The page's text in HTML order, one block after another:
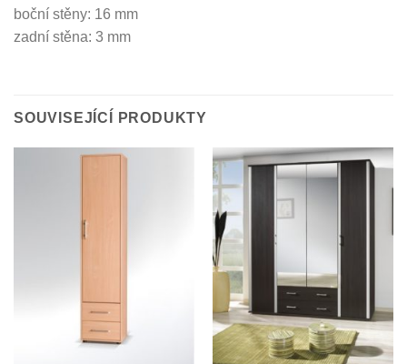
boční stěny: 16 mm
zadní stěna: 3 mm
SOUVISEJÍCÍ PRODUKTY